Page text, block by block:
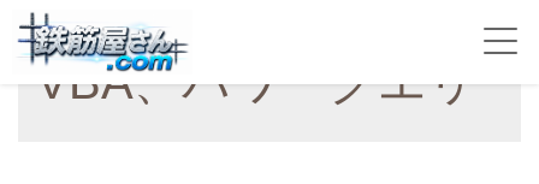
VBA、パワークエリ